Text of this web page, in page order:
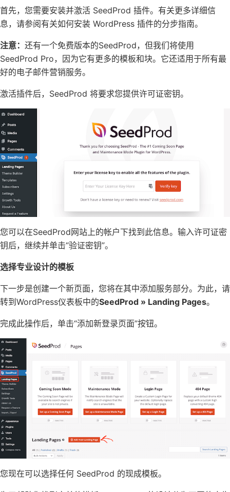
首先，您需要安装并激活 SeedProd 插件。有关更多详细信
息，请参阅有关如何安装 WordPress 插件的分步指南。
注意： 还有一个免费版本的SeedProd，但我们将使用
SeedProd Pro，因为它有更多的模板和块。它还适用于所有最
好的电子邮件营销服务。
激活插件后，SeedProd 将要求您提供许可证密钥。
您可以在SeedProd网站上的帐户下找到此信息。输入许可证密
钥后，继续并单击“验证密钥”。
选择专业设计的模板
下一步是创建一个新页面，您将在其中添加服务部分。为此，请
转到WordPress仪表板中的SeedProd » Landing Pages。
完成此操作后，单击“添加新登录页面”按钮。
您现在可以选择任何 SeedProd 的现成模板。